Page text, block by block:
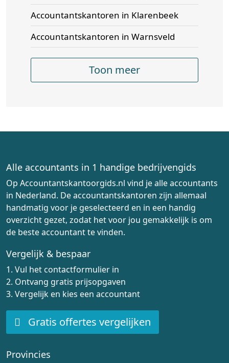
Accountantskantoren in Klarenbeek
Accountantskantoren in Warnsveld
Toon meer
Alle accountants in 1 handige bedrijvengids
Op Accountantskantoorgids.nl vind je alle accountants
in Nederland. De accountantskantoren zijn allemaal
handmatig voor je geselecteerd en in een handig
overzicht gezet, zodat het voor jou gemakkelijk is om
de beste accountant te vinden.
Vergelijk & bespaar
1. Vul het contactformulier in
2. Ontvang gratis prijsopgaven
3. Vergelijk en kies een accountant
Gratis offertes vergelijken
Provincies